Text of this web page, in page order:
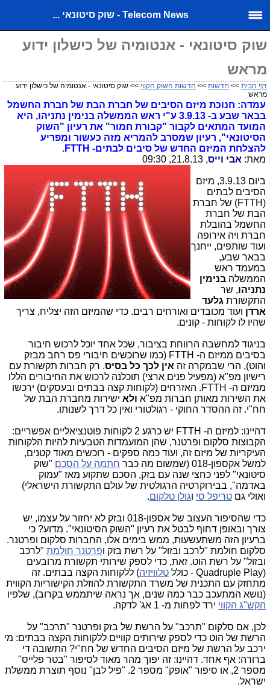
Telecom News - שוק סיטונאי ...
שוק סיטונאי - אנטומיה של כישלון ידוע
מראש
דף הבית >> חדשות >> חדשות השוק הקווי >> שוק סיטונאי - אנטומיה של כישלון ידוע
מראש
עמדה: חנוכת מיזם הסיבים של חברת הבת של חברת החשמל
בבאר שבע ב- 3.9.13 ע"י ראש הממשלה בנימין נתניהו, היא
המועד המתאים לקבור "קבורת חמור" את רעיון "השוק
הסיטונאי", רעיון שמסרב להמריא מזה כעשור ומפריע
להצלחת המיזם החדש של סיבים לבתים- FTTH.
מאת: אבי וייס, 21.8.13, 09:30
ביום 3.9.13, מיזם
הסיבים לבתים
(FTTH) של חברת
הבת של חברת
החשמל בהובלת
חברת ויה אירופה
ועוד שותפים, ייחנך
בבאר שבע,
במעמד ראש
הממשלה בנימין
נתניהו, שר
התקשורת גלעד
ארדן ועוד מכובדים ואורחים רבים. כדי שהמיזם הזה יצליח, צריך
שהיו לו לקוחות - קונים.
בניגוד למחשבה הרווחת בציבור, שכל אחד יוכל לרכוש חיבור
בסיבים ממיזם ה- FTTH (כמו שרוכשים חיבורי פס רחב מבזק
והוט), הרי שבמקרה זה אין לכך כל בסיס. רק חברות תקשורת עם
רישיון מפ"א (מפעיל פנים ארצי) תוכלנה לרכוש את החיבורים הללו
ממיזם ה- FTTH. האזרחים (לקוחות קצה בבתים ובעסקים) ירכשו
את השירות מאותן חברות מפ"א ולא ישירות מחברת הבת של
חח"י. זה ההסדר החוקי - רגולטורי ואין כל דרך לשנותו.
דהיינו: למיזם ה- FTTH יש כרגע 2 לקוחות פוטנציאליים אפשריים:
הקבוצות סלקום ופרטנר, שהן המועמדות הטבעיות להיות הלקוחות
העיקריות של מיזם זה, ועוד כמה ספקים - רוכשים מאוד קטנים,
למשל אקספון-018 (שמשום מה כבר
חתמה על הסכם "שוק
סיטונאי" לפני כחצי שנה עם בזק, הסכם שתקוע מאז "עמוק
באדמה", בבירוקרטיה הרגולטית של עולם התקשורת הישראלי)
ואולי גם טריפל סי וגולן טלקום.
כדי שהסיפור העצוב של אספון-018 ובזק לא יחזור על עצמו, יש
צורך ובאופן דחוף לבטל את רעיון "השוק הסיטונאי". מדוע? כי
ברעיון הזה משתעשעות, ממש בימים אלו, החברות סלקום ופרטנר.
סלקום חולמת "לרכב ובזול" על רשת בזק ופרטנר חולמת "לרכב
ובזול" על רשת הוט. זאת, כדי לספק שירותי תקשורת מרובעים
(Quadruple Play - כולל
טלוויזיה) ללקוחות הקצה בבתים. זה
מתחזק עם התכנית של משרד התקשורת להוזלת הקישוריות הקווית
(נושא המתעכב כבר כמה שנים, אך נראה שיתממש בקרוב), שלפיו
הקש"ג הקווי ירד לפחות מ- 1 אג' לדקה.
לכן, אם סלקום "תרכב" על הרשת של בזק ופרטנר "תרכב" על
הרשת של הוט כדי לספק שירותים קוויים ללקוחות הקצה בבתים: מי
ירכב על הרשת של מיזם הסיבים החדש של חח"י? התשובה די
ברורה: אף אחד. דהיינו: זה יפוך מהר מאוד לסיפור "בטר פלייס"
מספר 2, או סיפור "אופק" מספר 2. "פיל לבן" נוסף תוצרת ממשלת
ישראל.